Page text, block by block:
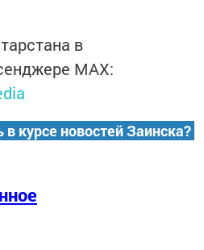
в
MАХ:
курсе новостей Заинска?